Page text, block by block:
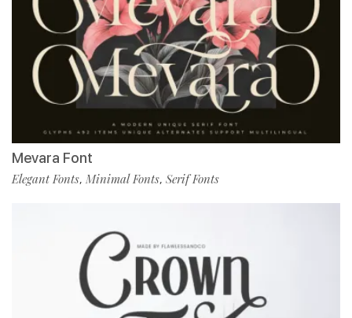
Mevara Font
Elegant Fonts, Minimal Fonts, Serif Fonts